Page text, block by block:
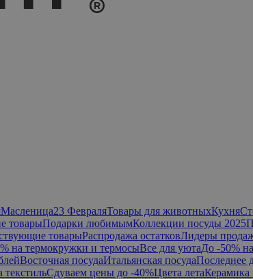
Масленица23 ФевраляТовары для животныхКухня
товарыПодарки любимымКоллекции посуды 2025
товарыРаспродажа остатковЛидеры
на термокружки и термосыВсе для уютаДо -50%
Восточная посудаИтальянская посудаПоследнее
текстильСдуваем цены до -40%Цвета летаКерамика